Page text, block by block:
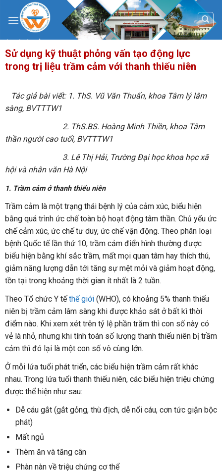
content
Sử dụng kỹ thuật phỏng vấn tạo động lực
trong trị liệu trầm cảm với thanh thiếu niên
Tác giả bài viết: 1. ThS. Vũ Văn Thuấn, khoa Tâm lý lâm
sàng, BVTTTW1
2. ThS.BS. Hoàng Minh Thiền, khoa Tâm
thần người cao tuổi, BVTTTW1
3. Lê Thị Hải, Trường Đại học khoa học xã
hội và nhân văn Hà Nội
1. Trầm cảm ở thanh thiếu niên
Trầm cảm là một trạng thái bệnh lý của cảm xúc, biểu hiện
bằng quá trình ức chế toàn bộ hoạt động tâm thần. Chủ yếu ức
chế cảm xúc, ức chế tư duy, ức chế vận động. Theo phân loại
bệnh Quốc tế lần thứ 10, trầm cảm điển hình thường được
biểu hiện bằng khí sắc trầm, mất mọi quan tâm hay thích thú,
giảm năng lượng dẫn tới tăng sự mệt mỏi và giảm hoạt động,
tồn tại trong khoảng thời gian ít nhất là 2 tuần.
Theo Tổ chức Y tếthế giới (WHO), có khoảng 5% thanh thiếu
niên bị trầm cảm lâm sàng khi được khảo sát ở bất kì thời
điểm nào. Khi xem xét trên tỷ lệ phần trăm thì con số này có
vẻ là nhỏ, nhưng khi tính toán số lượng thanh thiếu niên bị trầm
cảm thì đó lại là một con số vô cùng lớn.
Ở mỗi lứa tuổi phát triển, các biểu hiện trầm cảm rất khác
nhau. Trong lứa tuổi thanh thiếu niên, các biểu hiện triệu chứng
được thể hiện như sau:
Dễ cáu gắt (gắt gỏng, thù địch, dễ nổi cáu, cơn tức giận bộc
phát)
Mất ngủ
Thèm ăn và tăng cân
Phàn nàn về triệu chứng cơ thể